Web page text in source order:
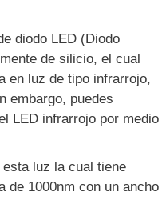
diodo LED (Diodo
de silicio, el cual
en luz de tipo infrarrojo,
embargo, puedes
LED infrarrojo por medio
luz la cual tiene
de 1000nm con un ancho